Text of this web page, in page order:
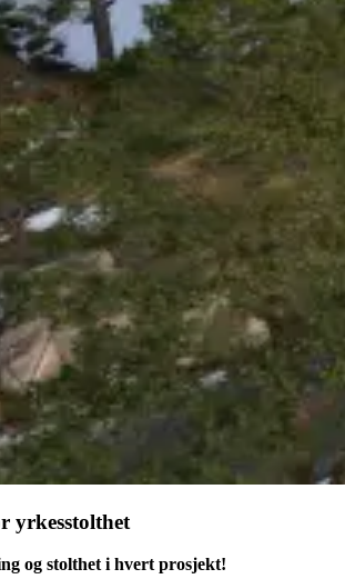
yrkesstolthet
og stolthet i hvert prosjekt!